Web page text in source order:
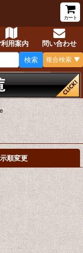
カート
利用案内
問い合わせ
検索
複合検索 ▼
順変更